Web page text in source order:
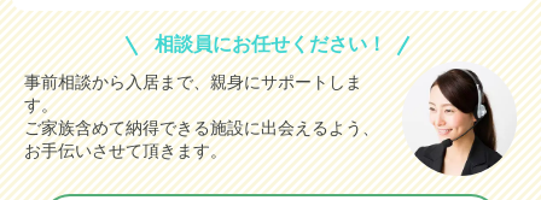
相談員にお任せください！
事前相談から入居まで、親身にサポートしま
す。
ご家族含めて納得できる施設に出会えるよう、
お手伝いさせて頂きます。